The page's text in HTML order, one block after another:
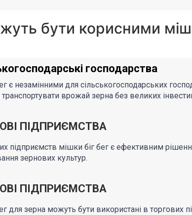
бути корисними
господарства
є незамінними для сільськогосподарських
транспортувати врожай зерна без великих
ПІДПРИЄМСТВА
підприємств мішки біг бег є ефективним
зернових культур.
ПІДПРИЄМСТВА
для зерна можуть бути використані в торгових